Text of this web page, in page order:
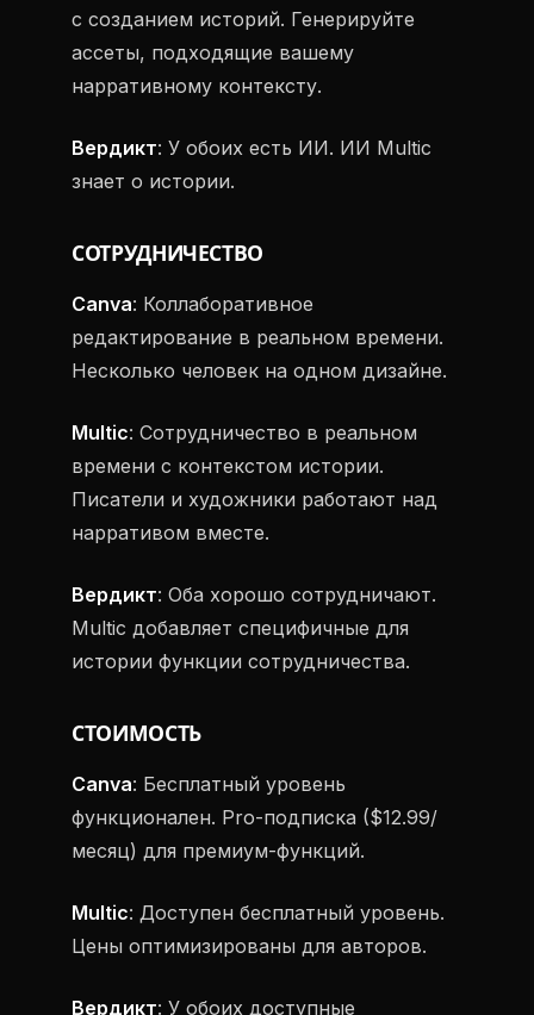
с созданием историй. Генерируйте
ассеты, подходящие вашему
нарративному контексту.
Вердикт: У обоих есть ИИ. ИИ Multic
знает о истории.
СОТРУДНИЧЕСТВО
Canva: Коллаборативное
редактирование в реальном времени.
Несколько человек на одном дизайне.
Multic: Сотрудничество в реальном
времени с контекстом истории.
Писатели и художники работают над
нарративом вместе.
Вердикт: Оба хорошо сотрудничают.
Multic добавляет специфичные для
истории функции сотрудничества.
СТОИМОСТЬ
Canva: Бесплатный уровень
функционален. Pro-подписка ($12.99/
месяц) для премиум-функций.
Multic: Доступен бесплатный уровень.
Цены оптимизированы для авторов.
Вердикт: У обоих доступные